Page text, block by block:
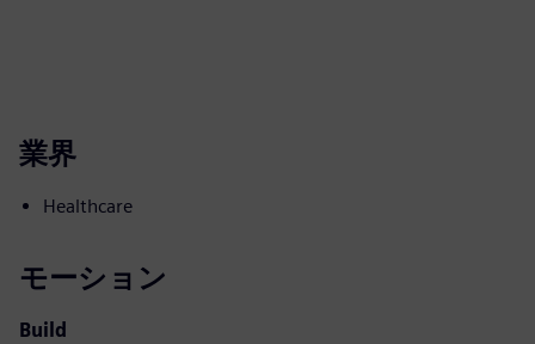
業界
Healthcare
モーション
Build